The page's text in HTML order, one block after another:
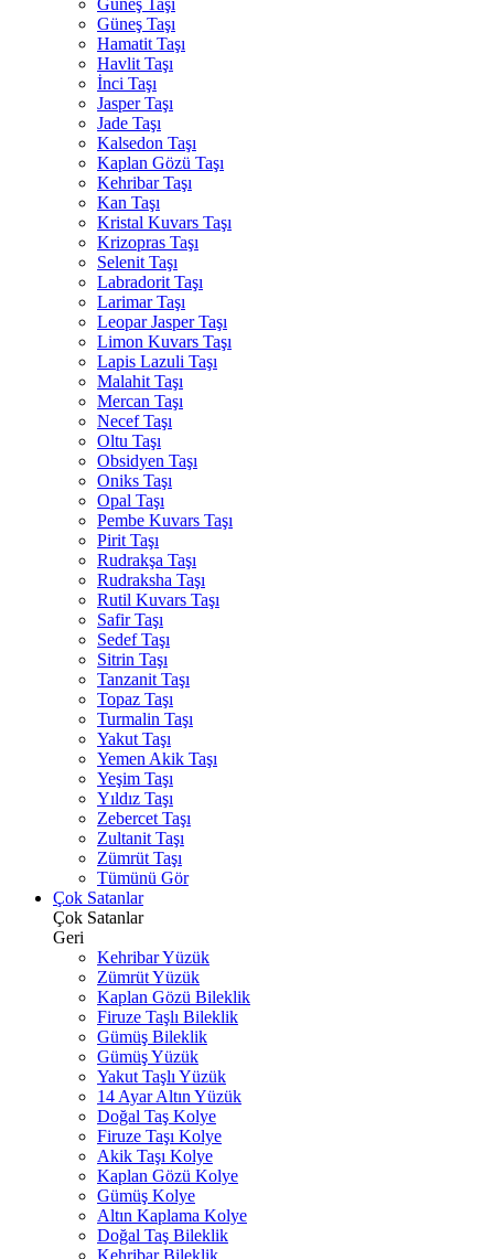
Güneş Taşı
Güneş Taşı
Hamatit Taşı
Havlit Taşı
İnci Taşı
Jasper Taşı
Jade Taşı
Kalsedon Taşı
Kaplan Gözü Taşı
Kehribar Taşı
Kan Taşı
Kristal Kuvars Taşı
Krizopras Taşı
Selenit Taşı
Labradorit Taşı
Larimar Taşı
Leopar Jasper Taşı
Limon Kuvars Taşı
Lapis Lazuli Taşı
Malahit Taşı
Mercan Taşı
Necef Taşı
Oltu Taşı
Obsidyen Taşı
Oniks Taşı
Opal Taşı
Pembe Kuvars Taşı
Pirit Taşı
Rudrakşa Taşı
Rudraksha Taşı
Rutil Kuvars Taşı
Safir Taşı
Sedef Taşı
Sitrin Taşı
Tanzanit Taşı
Topaz Taşı
Turmalin Taşı
Yakut Taşı
Yemen Akik Taşı
Yeşim Taşı
Yıldız Taşı
Zebercet Taşı
Zultanit Taşı
Zümrüt Taşı
Tümünü Gör
Çok Satanlar
Çok Satanlar
Geri
Kehribar Yüzük
Zümrüt Yüzük
Kaplan Gözü Bileklik
Firuze Taşlı Bileklik
Gümüş Bileklik
Gümüş Yüzük
Yakut Taşlı Yüzük
14 Ayar Altın Yüzük
Doğal Taş Kolye
Firuze Taşı Kolye
Akik Taşı Kolye
Kaplan Gözü Kolye
Gümüş Kolye
Altın Kaplama Kolye
Doğal Taş Bileklik
Kehribar Bileklik